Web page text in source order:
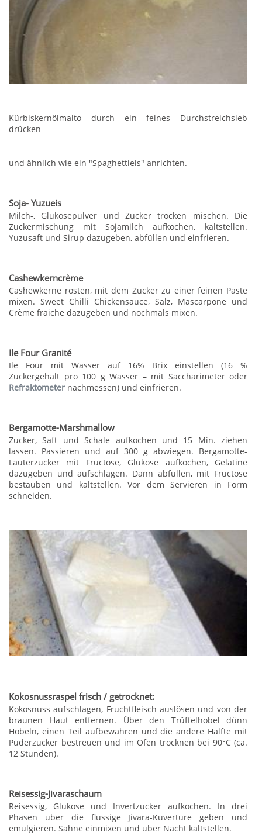
Kürbiskernölmalto durch ein feines Durchstreichsieb
drücken
und ähnlich wie ein "Spaghettieis" anrichten.
Soja- Yuzueis
Milch-, Glukosepulver und Zucker trocken mischen. Die
Zuckermischung mit Sojamilch aufkochen, kaltstellen.
Yuzusaft und Sirup dazugeben, abfüllen und einfrieren.
Cashewkerncrème
Cashewkerne rösten, mit dem Zucker zu einer feinen Paste
mixen. Sweet Chilli Chickensauce, Salz, Mascarpone und
Crème fraiche dazugeben und nochmals mixen.
Ile Four Granité
Ile Four mit Wasser auf 16% Brix einstellen (16 %
Zuckergehalt pro 100 g Wasser – mit Saccharimeter oder
Refraktometer nachmessen) und einfrieren.
Bergamotte-Marshmallow
Zucker, Saft und Schale aufkochen und 15 Min. ziehen
lassen. Passieren und auf 300 g abwiegen. Bergamotte-
Läuterzucker mit Fructose, Glukose aufkochen, Gelatine
dazugeben und aufschlagen. Dann abfüllen, mit Fructose
bestäuben und kaltstellen. Vor dem Servieren in Form
schneiden.
Kokosnussraspel frisch / getrocknet:
Kokosnuss aufschlagen, Fruchtfleisch auslösen und von der
braunen Haut entfernen. Über den Trüffelhobel dünn
Hobeln, einen Teil aufbewahren und die andere Hälfte mit
Puderzucker bestreuen und im Ofen trocknen bei 90°C (ca.
12 Stunden).
Reisessig-Jivaraschaum
Reisessig, Glukose und Invertzucker aufkochen. In drei
Phasen über die flüssige Jivara-Kuvertüre geben und
emulgieren. Sahne einmixen und über Nacht kaltstellen.